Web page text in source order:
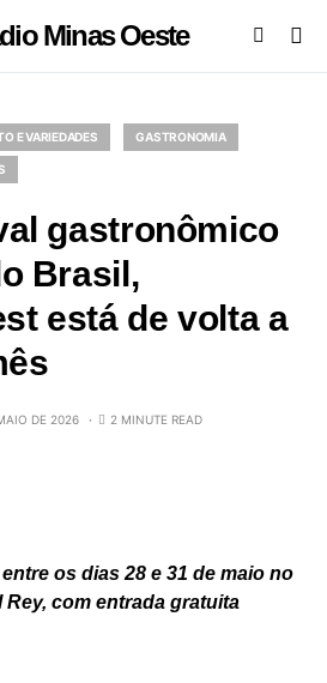
E VARIEDADES GASTRONOMIA
gastronômico
Brasil,
está de volta a
DE 2026 2 MINUTE READ
os dias 28 e 31 de maio no
com entrada gratuita